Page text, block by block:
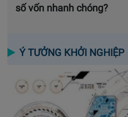
số vốn nhanh chóng?
Ý TƯỞNG KHỞI NGHIỆP